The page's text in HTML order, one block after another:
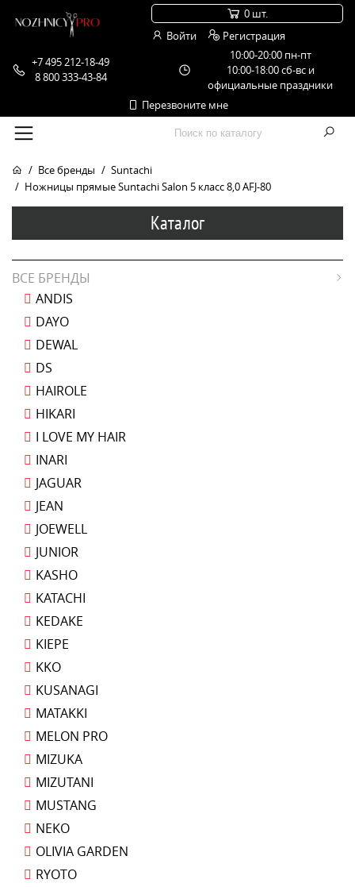
+7 495 212-18-49
8 800 333-43-84
10:00-20:00 пн-пт
10:00-18:00 сб-вс и
официальные праздники
Перезвоните мне
0 шт.
Войти
Регистрация
Все бренды
Suntachi
Ножницы прямые Suntachi Salon 5 класс 8,0 AFJ-80
Каталог
ВСЕ БРЕНДЫ
ANDIS
DAYO
DEWAL
DS
HAIROLE
HIKARI
I LOVE MY HAIR
INARI
JAGUAR
JEAN
JOEWELL
JUNIOR
KASHO
KATACHI
KEDAKE
KIEPE
KKO
KUSANAGI
MATAKKI
MELON PRO
MIZUKA
MIZUTANI
MUSTANG
NEKO
OLIVIA GARDEN
RYOTO